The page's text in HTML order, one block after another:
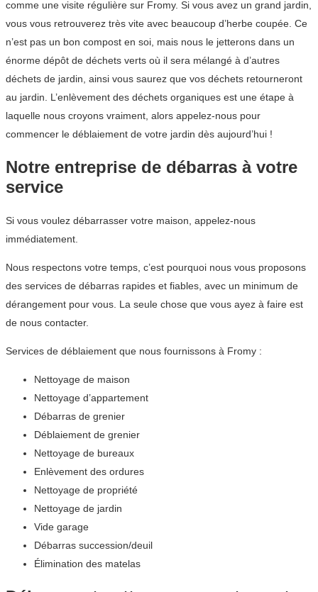
comme une visite régulière sur Fromy. Si vous avez un grand jardin,
vous vous retrouverez très vite avec beaucoup d’herbe coupée. Ce
n’est pas un bon compost en soi, mais nous le jetterons dans un
énorme dépôt de déchets verts où il sera mélangé à d’autres
déchets de jardin, ainsi vous saurez que vos déchets retourneront
au jardin. L’enlèvement des déchets organiques est une étape à
laquelle nous croyons vraiment, alors appelez-nous pour
commencer le déblaiement de votre jardin dès aujourd’hui !
Notre entreprise de débarras à votre
service
Si vous voulez débarrasser votre maison, appelez-nous
immédiatement.
Nous respectons votre temps, c’est pourquoi nous vous proposons
des services de débarras rapides et fiables, avec un minimum de
dérangement pour vous. La seule chose que vous ayez à faire est
de nous contacter.
Services de déblaiement que nous fournissons à Fromy :
Nettoyage de maison
Nettoyage d’appartement
Débarras de grenier
Déblaiement de grenier
Nettoyage de bureaux
Enlèvement des ordures
Nettoyage de propriété
Nettoyage de jardin
Vide garage
Débarras succession/deuil
Élimination des matelas